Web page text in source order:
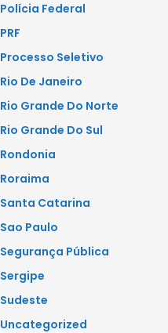
Polícia Federal
PRF
Processo Seletivo
Rio De Janeiro
Rio Grande Do Norte
Rio Grande Do Sul
Rondonia
Roraima
Santa Catarina
Sao Paulo
Segurança Pública
Sergipe
Sudeste
Uncategorized